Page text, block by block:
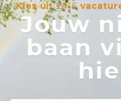
Kies uit2416
Jouw
baan